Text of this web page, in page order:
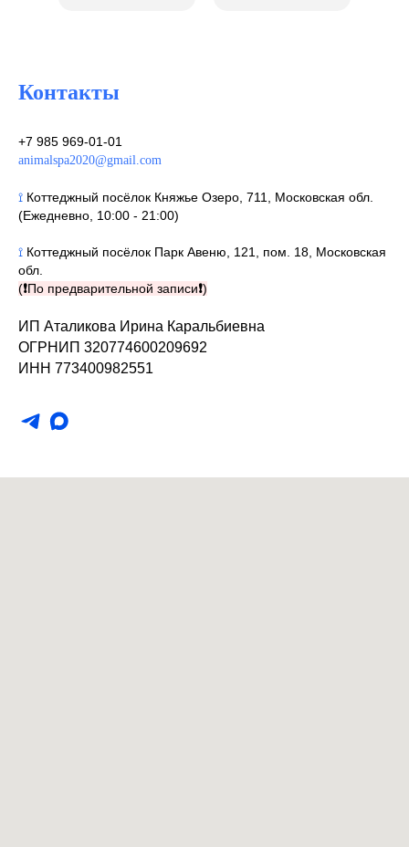
Контакты
+7 985 969-01-01
animalspa2020@gmail.com
⟟ Коттеджный посёлок Княжье Озеро, 711, Московская обл.
(Ежедневно, 10:00 - 21:00)
⟟ Коттеджный посёлок Парк Авеню, 121, пом. 18, Московская
обл.
(❗По предварительной записи❗)
ИП Аталикова Ирина Каральбиевна
ОГРНИП 320774600209692
ИНН 773400982551